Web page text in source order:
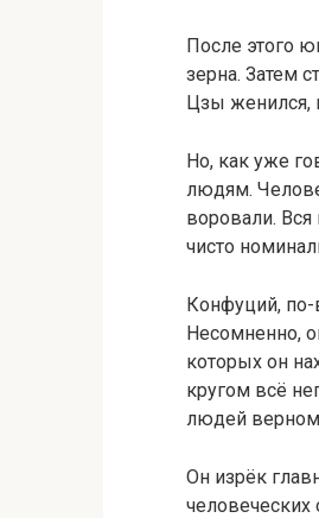
После этого
зерна. Затем
Цзы женился,
Но, как уже
людям.
воровали. Вся
чисто
Конфуций, по-
Несомненно,
которых он
кругом всё
людей
Он изрёк
человеческих